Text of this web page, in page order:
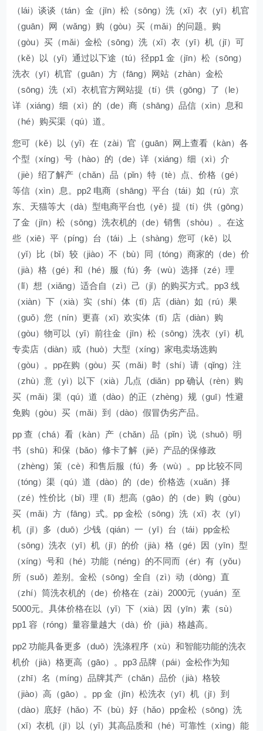
（lái）谈谈（tán）金（jīn）松（sōng）洗（xǐ）衣（yī）机官
（guān）网（wǎng）购（gòu）买（mǎi）的问题。购
（gòu）买（mǎi）金松（sōng）洗（xǐ）衣（yī）机（jī）可
（kě）以（yǐ）通过以下途（tú）径pp1 金（jīn）松（sōng）
洗衣（yī）机官（guān）方（fāng）网站（zhàn）金松
（sōng）洗（xǐ）衣机官方网站提（tí）供（gōng）了（le）
详（xiáng）细（xì）的（de）商（shāng）品信（xìn）息和
（hé）购买渠（qú）道。
您可（kě）以（yǐ）在（zài）官（guān）网上查看（kàn）各
个型（xíng）号（hào）的（de）详（xiáng）细（xì）介
（jiè）绍了解产（chǎn）品（pǐn）特（tè）点、价格（gé）
等信（xìn）息。pp2 电商（shāng）平台（tái）如（rú）京
东、天猫等大（dà）型电商平台也（yě）提（tí）供（gōng）
了金（jīn）松（sōng）洗衣机的（de）销售（shòu）。在这
些（xiē）平（píng）台（tái）上（shàng）您可（kě）以
（yǐ）比（bǐ）较（jiào）不（bù）同（tóng）商家的（de）价
（jià）格（gé）和（hé）服（fú）务（wù）选择（zé）理
（lǐ）想（xiǎng）适合自（zì）己（jǐ）的购买方式。pp3 线
（xiàn）下（xià）实（shí）体（tǐ）店（diàn）如（rú）果
（guǒ）您（nín）更喜（xǐ）欢实体（tǐ）店（diàn）购
（gòu）物可以（yǐ）前往金（jīn）松（sōng）洗衣（yī）机
专卖店（diàn）或（huò）大型（xíng）家电卖场选购
（gòu）。pp在购（gòu）买（mǎi）时（shí）请（qǐng）注
（zhù）意（yì）以下（xià）几点（diǎn）pp 确认（rèn）购
买（mǎi）渠（qú）道（dào）的正（zhèng）规（guī）性避
免购（gòu）买（mǎi）到（dào）假冒伪劣产品。
pp 查（chá）看（kàn）产（chǎn）品（pǐn）说（shuō）明
书（shū）和保（bǎo）修卡了解（jiě）产品的保修政
（zhèng）策（cè）和售后服（fú）务（wù）。pp 比较不同
（tóng）渠（qú）道（dào）的（de）价格选（xuǎn）择
（zé）性价比（bǐ）理（lǐ）想高（gāo）的（de）购（gòu）
买（mǎi）方（fāng）式。pp 金松（sōng）洗（xǐ）衣（yī）
机（jī）多（duō）少钱（qián）一（yī）台（tái）pp金松
（sōng）洗衣（yī）机（jī）的价（jià）格（gé）因（yīn）型
（xíng）号和（hé）功能（néng）的不同而（ér）有（yǒu）
所（suǒ）差别。金松（sōng）全自（zì）动（dòng）直
（zhí）筒洗衣机的（de）价格在（zài）2000元（yuán）至
5000元。具体价格在以（yǐ）下（xià）因（yīn）素（sù）
pp1 容（róng）量容量越大（dà）价（jià）格越高。
pp2 功能具备更多（duō）洗涤程序（xù）和智能功能的洗衣
机价（jià）格更高（gāo）。pp3 品牌（pái）金松作为知
（zhī）名（míng）品牌其产（chǎn）品价（jià）格较
（jiào）高（gāo）。pp 金（jīn）松洗衣（yī）机（jī）到
（dào）底好（hǎo）不（bù）好（hǎo）pp金松（sōng）洗
（xǐ）衣机（jī）以（yǐ）其高品质和（hé）可靠性（xìng）能